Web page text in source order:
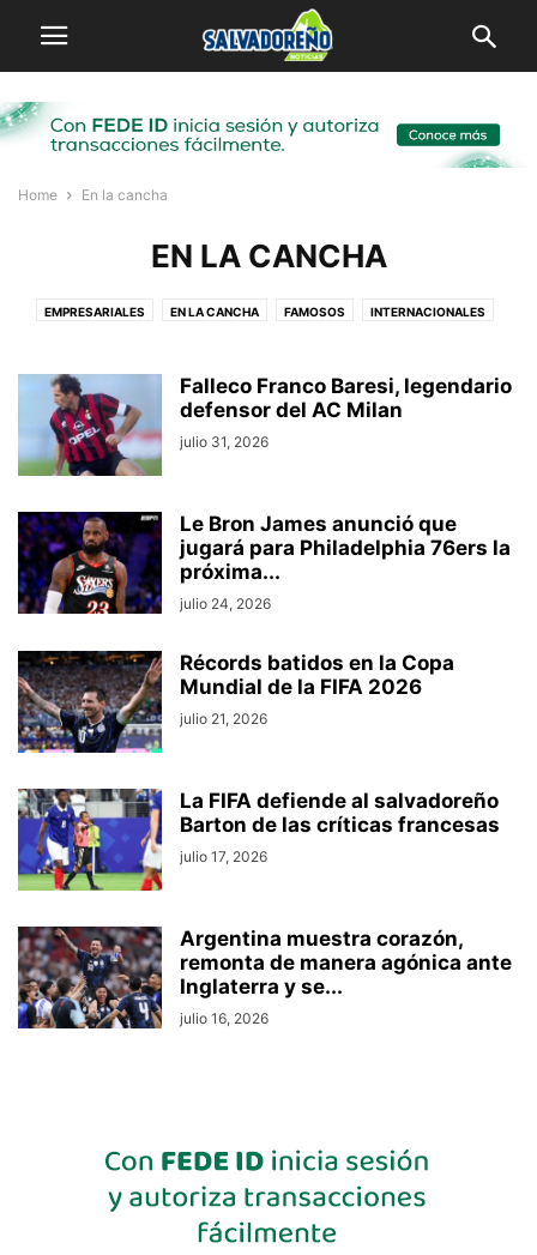
Home En la cancha
EN LA CANCHA
EMPRESARIALES EN LA CANCHA FAMOSOS INTERNACIONALES
Falleco Franco Baresi, legendario
defensor del AC Milan
julio 31, 2026
Le Bron James anunció que
jugará para Philadelphia 76ers la
próxima...
julio 24, 2026
Récords batidos en la Copa
Mundial de la FIFA 2026
julio 21, 2026
La FIFA defiende al salvadoreño
Barton de las críticas francesas
julio 17, 2026
Argentina muestra corazón,
remonta de manera agónica ante
Inglaterra y se...
julio 16, 2026